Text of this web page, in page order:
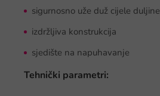
sigurnosno uže duž cijele duljine
izdržljiva konstrukcija
sjedište na napuhavanje
Tehnički parametri: